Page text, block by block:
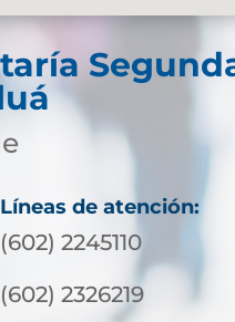
Líneas de atención:
(602) 2245110
(602) 2326219